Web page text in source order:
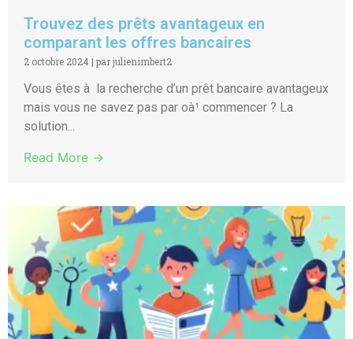
Trouvez des prêts avantageux en
comparant les offres bancaires
2 octobre 2024 | par julienimbert2
Vous êtes à la recherche d’un prêt bancaire avantageux
mais vous ne savez pas par oà¹ commencer ? La
solution...
Read More →